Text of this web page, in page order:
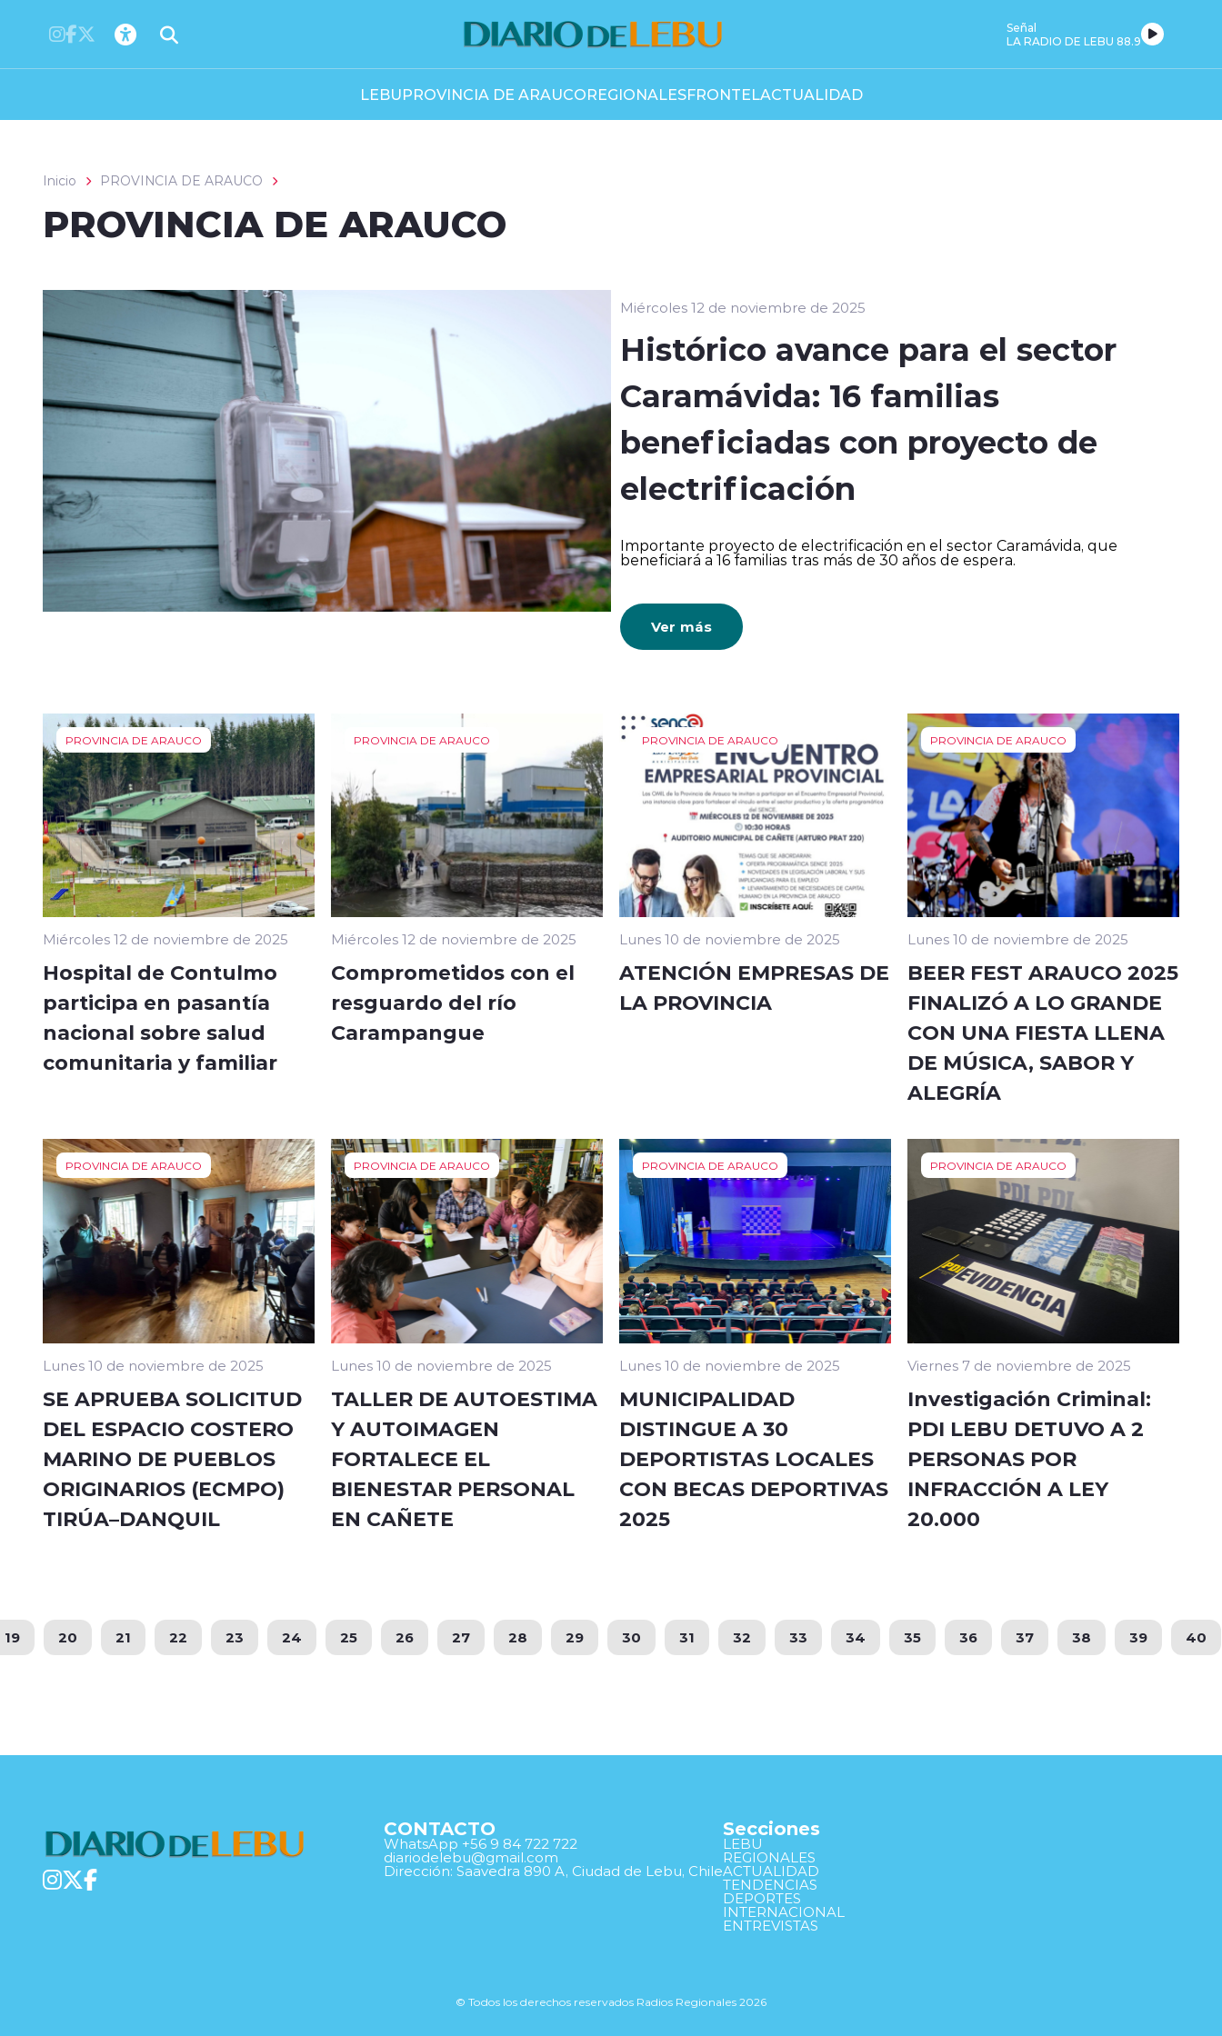
Señal
LA RADIO DE LEBU 88.9
LEBUPROVINCIA DE ARAUCOREGIONALESFRONTELACTUALIDAD
Inicio PROVINCIA DE ARAUCO
PROVINCIA DE ARAUCO
Miércoles 12 de noviembre de 2025
Histórico avance para el sector
Caramávida: 16 familias
beneficiadas con proyecto de
electrificación
Importante proyecto de electrificación en el sector Caramávida, que
beneficiará a 16 familias tras más de 30 años de espera.
Ver más
PROVINCIA DE ARAUCO
Miércoles 12 de noviembre de 2025
Hospital de Contulmo
participa en pasantía
nacional sobre salud
comunitaria y familiar
PROVINCIA DE ARAUCO
Miércoles 12 de noviembre de 2025
Comprometidos con el
resguardo del río
Carampangue
PROVINCIA DE ARAUCO
Lunes 10 de noviembre de 2025
ATENCIÓN EMPRESAS DE
LA PROVINCIA
PROVINCIA DE ARAUCO
Lunes 10 de noviembre de 2025
BEER FEST ARAUCO 2025
FINALIZÓ A LO GRANDE
CON UNA FIESTA LLENA
DE MÚSICA, SABOR Y
ALEGRÍA
PROVINCIA DE ARAUCO
Lunes 10 de noviembre de 2025
SE APRUEBA SOLICITUD
DEL ESPACIO COSTERO
MARINO DE PUEBLOS
ORIGINARIOS (ECMPO)
TIRÚA–DANQUIL
PROVINCIA DE ARAUCO
Lunes 10 de noviembre de 2025
TALLER DE AUTOESTIMA
Y AUTOIMAGEN
FORTALECE EL
BIENESTAR PERSONAL
EN CAÑETE
PROVINCIA DE ARAUCO
Lunes 10 de noviembre de 2025
MUNICIPALIDAD
DISTINGUE A 30
DEPORTISTAS LOCALES
CON BECAS DEPORTIVAS
2025
PROVINCIA DE ARAUCO
Viernes 7 de noviembre de 2025
Investigación Criminal:
PDI LEBU DETUVO A 2
PERSONAS POR
INFRACCIÓN A LEY
20.000
19 20 21 22 23 24 25 26 27 28 29 30 31 32 33 34 35 36 37 38 39 40
CONTACTO
WhatsApp +56 9 84 722 722
diariodelebu@gmail.com
Dirección: Saavedra 890 A, Ciudad de Lebu, Chile
Secciones
LEBU
REGIONALES
ACTUALIDAD
TENDENCIAS
DEPORTES
INTERNACIONAL
ENTREVISTAS
© Todos los derechos reservados Radios Regionales 2026